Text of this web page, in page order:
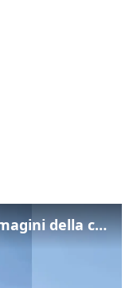
Incendio a Gardaland: le immagini della colonna di fumo